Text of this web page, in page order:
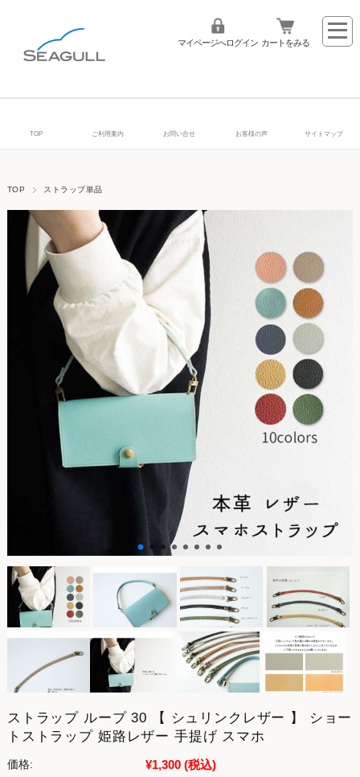
マイページへログイン カートをみる
TOP ご利用案内 お問い合せ お客様の声 サイトマップ
TOP ストラップ単品
ストラップ ループ 30 【 シュリンクレザー 】 ショー
トストラップ 姫路レザー 手提げ スマホ
価格: ¥1,300 (税込)